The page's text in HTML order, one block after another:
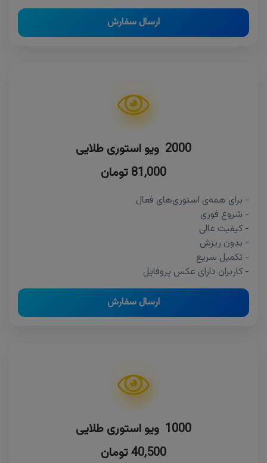
ارسال سفارش
2000 ویو استوری طلایی
81,000 تومان
- برای همه‌ی استوری‌های فعال
- شروع فوری
- کیفیت عالی
- بدون ریزش
- تکمیل سریع
- کاربران دارای عکس پروفایل
ارسال سفارش
1000 ویو استوری طلایی
40,500 تومان